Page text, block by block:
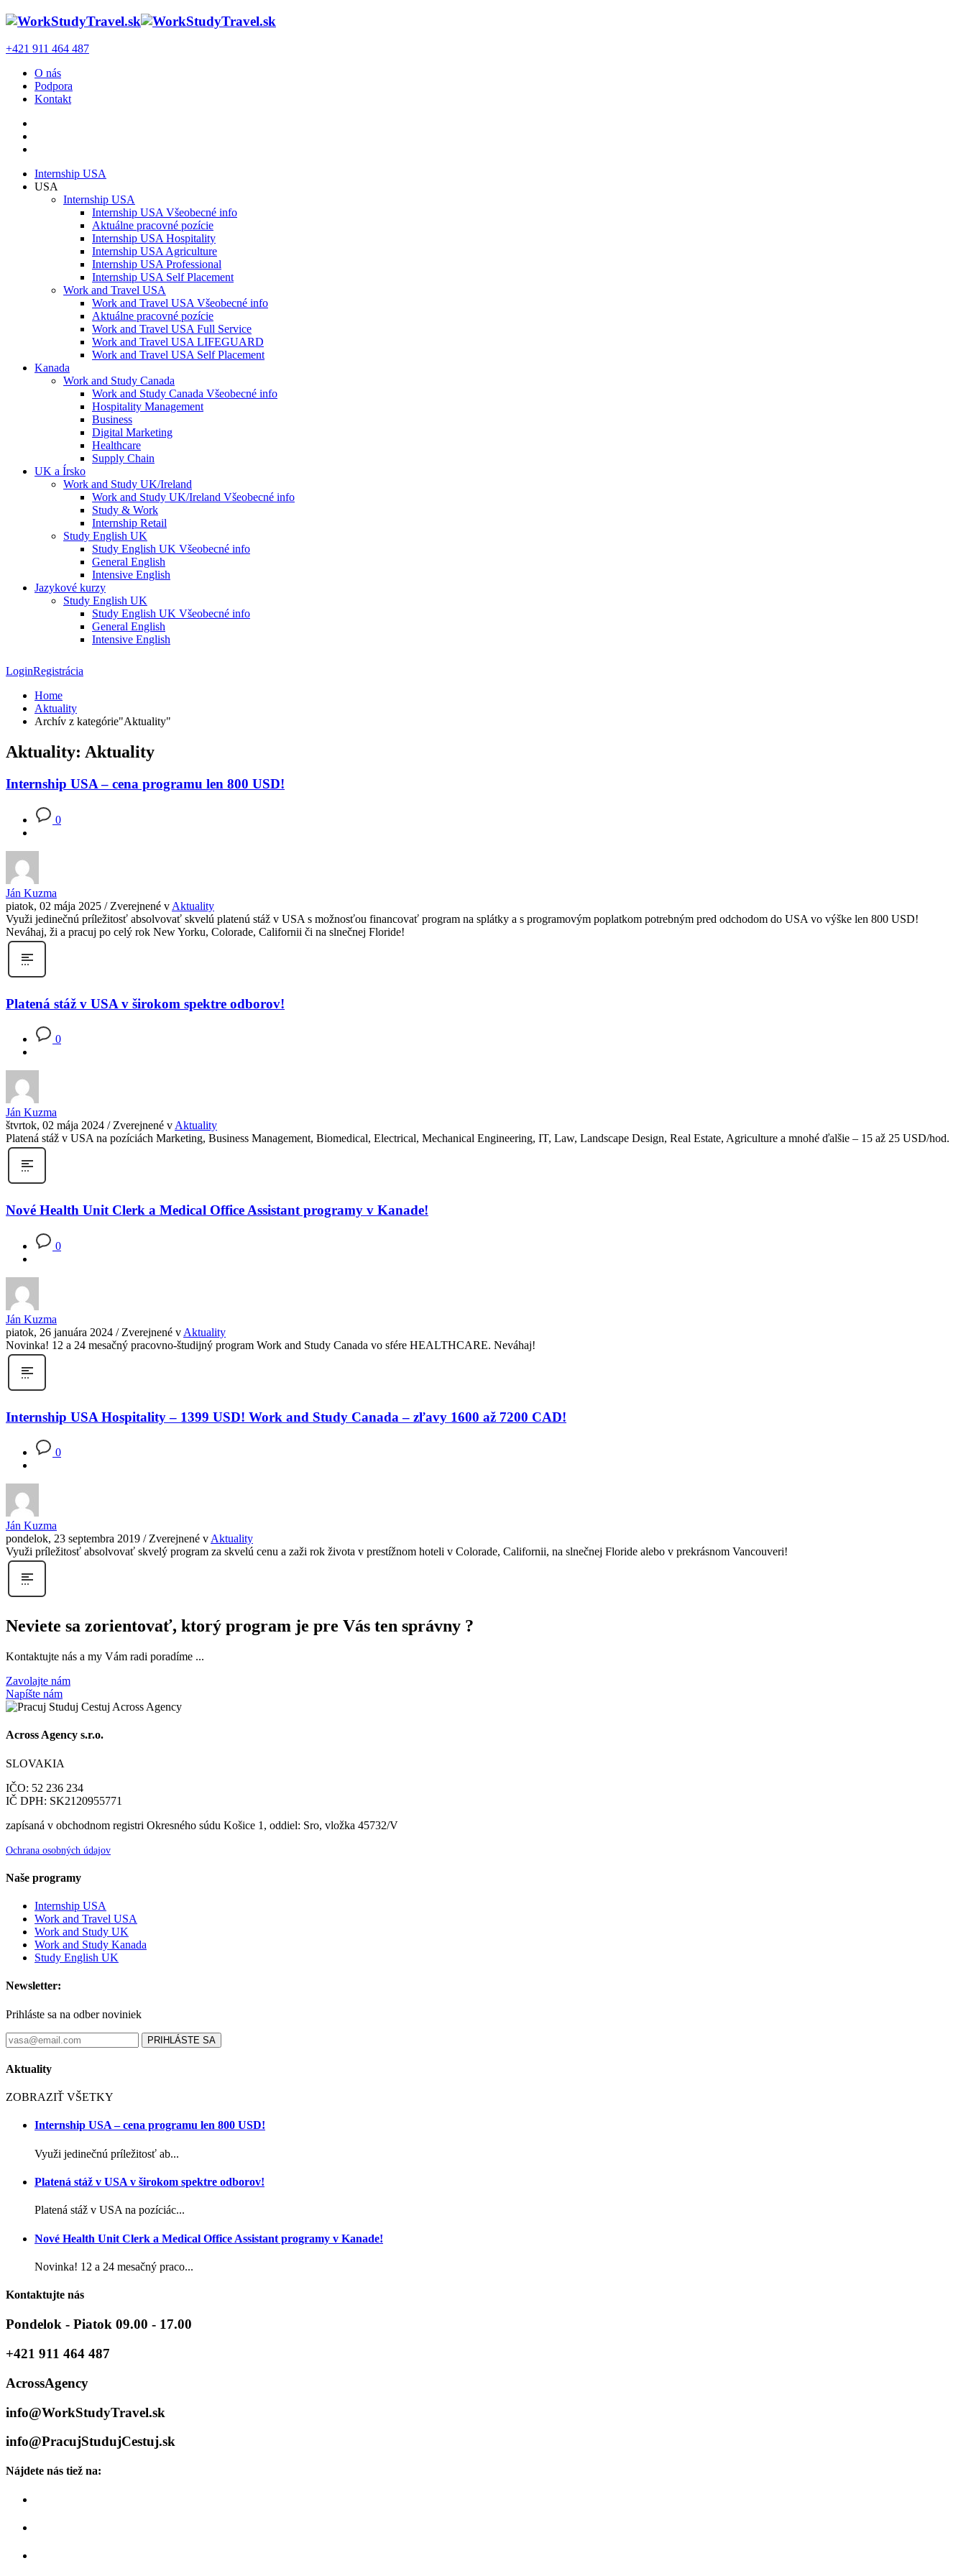
+421 911 464 487
O nás
Podpora
Kontakt
Internship USA
USA
Internship USA
Internship USA Všeobecné info
Aktuálne pracovné pozície
Internship USA Hospitality
Internship USA Agriculture
Internship USA Professional
Internship USA Self Placement
Work and Travel USA
Work and Travel USA Všeobecné info
Aktuálne pracovné pozície
Work and Travel USA Full Service
Work and Travel USA LIFEGUARD
Work and Travel USA Self Placement
Kanada
Work and Study Canada
Work and Study Canada Všeobecné info
Hospitality Management
Business
Digital Marketing
Healthcare
Supply Chain
UK a Írsko
Work and Study UK/Ireland
Work and Study UK/Ireland Všeobecné info
Study & Work
Internship Retail
Study English UK
Study English UK Všeobecné info
General English
Intensive English
Jazykové kurzy
Study English UK
Study English UK Všeobecné info
General English
Intensive English
LoginRegistrácia
Home
Aktuality
Archív z kategórie"Aktuality"
Aktuality: Aktuality
Internship USA – cena programu len 800 USD!
0
Ján Kuzma
piatok, 02 mája 2025 / Zverejnené v Aktuality
Využi jedinečnú príležitosť absolvovať skvelú platenú stáž v USA s možnosťou financovať program na splátky a s programovým poplatkom potrebným pred odchodom do USA vo výške len 800 USD!
Neváhaj, ži a pracuj po celý rok New Yorku, Colorade, Californii či na slnečnej Floride!
Platená stáž v USA v širokom spektre odborov!
0
Ján Kuzma
štvrtok, 02 mája 2024 / Zverejnené vAktuality
Platená stáž v USA na pozíciách Marketing, Business Management, Biomedical, Electrical, Mechanical Engineering, IT, Law, Landscape Design, Real Estate, Agriculture a mnohé ďalšie – 15 až 25 USD/hod.
Nové Health Unit Clerk a Medical Office Assistant programy v Kanade!
0
Ján Kuzma
piatok, 26 januára 2024 / Zverejnené v Aktuality
Novinka! 12 a 24 mesačný pracovno-študijný program Work and Study Canada vo sfére HEALTHCARE. Neváhaj!
Internship USA Hospitality – 1399 USD! Work and Study Canada – zľavy 1600 až 7200 CAD!
0
Ján Kuzma
pondelok, 23 septembra 2019 / Zverejnené v Aktuality
Využi príležitosť absolvovať skvelý program za skvelú cenu a zaži rok života v prestížnom hoteli v Colorade, Californii, na slnečnej Floride alebo v prekrásnom Vancouveri!
Neviete sa zorientovať, ktorý program je pre Vás ten správny ?
Kontaktujte nás a my Vám radi poradíme ...
Zavolajte nám
Napíšte nám
Across Agency s.r.o.
SLOVAKIA
IČO: 52 236 234
IČ DPH: SK2120955771
zapísaná v obchodnom registri Okresného súdu Košice 1, oddiel: Sro, vložka 45732/V
Ochrana osobných údajov
Naše programy
Internship USA
Work and Travel USA
Work and Study UK
Work and Study Kanada
Study English UK
Newsletter:
Prihláste sa na odber noviniek
PRIHLÁSTE SA
Aktuality
ZOBRAZIŤ VŠETKY
Internship USA – cena programu len 800 USD!
Využi jedinečnú príležitosť ab...
Platená stáž v USA v širokom spektre odborov!
Platená stáž v USA na pozíciác...
Nové Health Unit Clerk a Medical Office Assistant programy v Kanade!
Novinka! 12 a 24 mesačný praco...
Kontaktujte nás
Pondelok - Piatok 09.00 - 17.00
+421 911 464 487
AcrossAgency
info@WorkStudyTravel.sk
info@PracujStudujCestuj.sk
Nájdete nás tiež na: